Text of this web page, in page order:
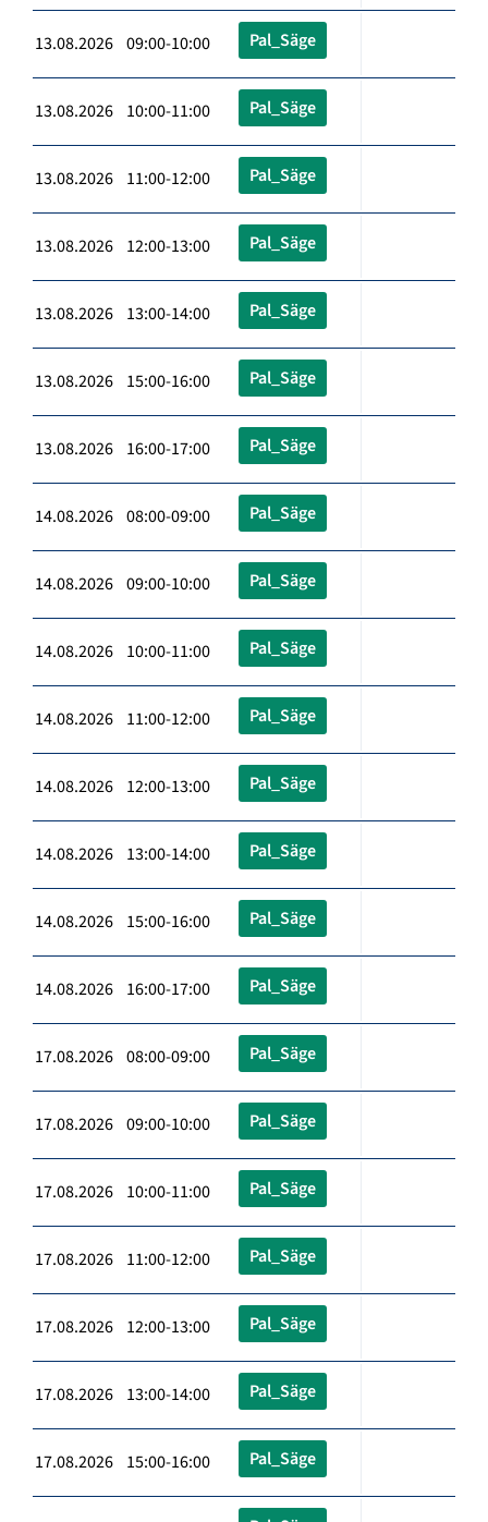
13.08.2026 09:00-10:00 Pal_Säge
13.08.2026 10:00-11:00 Pal_Säge
13.08.2026 11:00-12:00 Pal_Säge
13.08.2026 12:00-13:00 Pal_Säge
13.08.2026 13:00-14:00 Pal_Säge
13.08.2026 15:00-16:00 Pal_Säge
13.08.2026 16:00-17:00 Pal_Säge
14.08.2026 08:00-09:00 Pal_Säge
14.08.2026 09:00-10:00 Pal_Säge
14.08.2026 10:00-11:00 Pal_Säge
14.08.2026 11:00-12:00 Pal_Säge
14.08.2026 12:00-13:00 Pal_Säge
14.08.2026 13:00-14:00 Pal_Säge
14.08.2026 15:00-16:00 Pal_Säge
14.08.2026 16:00-17:00 Pal_Säge
17.08.2026 08:00-09:00 Pal_Säge
17.08.2026 09:00-10:00 Pal_Säge
17.08.2026 10:00-11:00 Pal_Säge
17.08.2026 11:00-12:00 Pal_Säge
17.08.2026 12:00-13:00 Pal_Säge
17.08.2026 13:00-14:00 Pal_Säge
17.08.2026 15:00-16:00 Pal_Säge